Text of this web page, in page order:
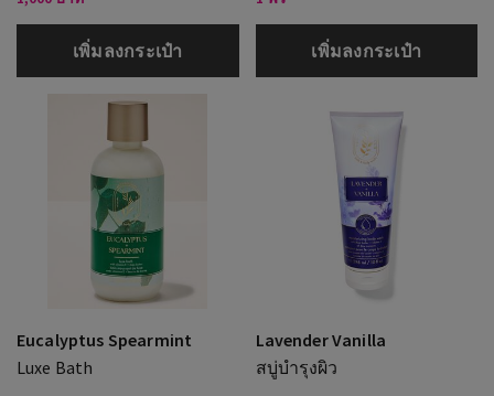
เพิ่มลงกระเป๋า เพิ่มลงกระเป๋า
Eucalyptus Spearmint
Luxe Bath
Lavender Vanilla
สบู่บำรุงผิว